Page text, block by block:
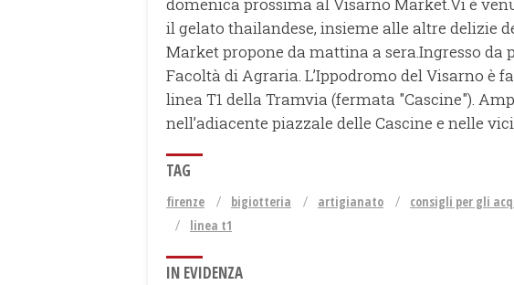
domenica prossima al Visarno Market.Vi è
il gelato thailandese, insieme alle altre delizie
Market propone da mattina a sera.Ingresso da
Facoltà di Agraria. L’Ippodromo del Visarno è
linea T1 della Tramvia (fermata "Cascine").
nell’adiacente piazzale delle Cascine e nelle
TAG
firenze bigiotteria artigianato consigli per gli
linea t1
IN EVIDENZA